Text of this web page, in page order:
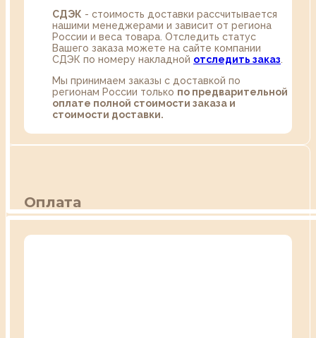
СДЭК - стоимость доставки рассчитывается
нашими менеджерами и зависит от региона
России и веса товара. Отследить статус
Вашего заказа можете на сайте компании
СДЭК по номеру накладной отследить заказ
Мы принимаем заказы с доставкой по
регионам России только по предварительной
оплате полной стоимости заказа и
стоимости доставки.
Оплата